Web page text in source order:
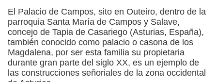
El Palacio de Campos, sito en Outeiro, dentro de la
parroquia Santa María de Campos y Salave,
concejo de Tapia de Casariego (Asturias, España),
también conocido como palacio o casona de los
Magdalena, por ser esta familia su propietaria
durante gran parte del siglo XX, es un ejemplo de
las construcciones señoriales de la zona occidental